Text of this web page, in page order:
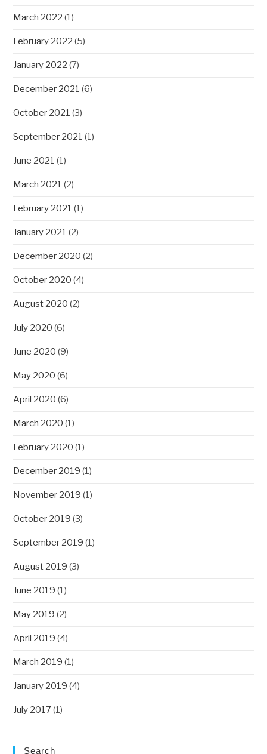
March 2022 (1)
February 2022 (5)
January 2022 (7)
December 2021 (6)
October 2021 (3)
September 2021 (1)
June 2021 (1)
March 2021 (2)
February 2021 (1)
January 2021 (2)
December 2020 (2)
October 2020 (4)
August 2020 (2)
July 2020 (6)
June 2020 (9)
May 2020 (6)
April 2020 (6)
March 2020 (1)
February 2020 (1)
December 2019 (1)
November 2019 (1)
October 2019 (3)
September 2019 (1)
August 2019 (3)
June 2019 (1)
May 2019 (2)
April 2019 (4)
March 2019 (1)
January 2019 (4)
July 2017(1)
Search